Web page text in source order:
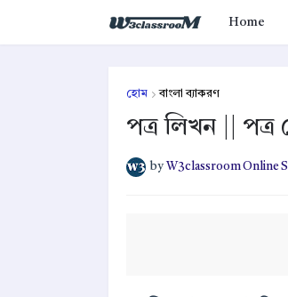
Home
হোম বাংলা ব্যাকরণ
পত্র লিখন || পত্র
by W3classroom Online